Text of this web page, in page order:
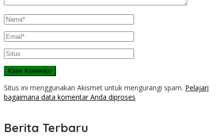
Situs ini menggunakan Akismet untuk mengurangi spam. Pelajari
bagaimana data komentar Anda diproses
Berita Terbaru